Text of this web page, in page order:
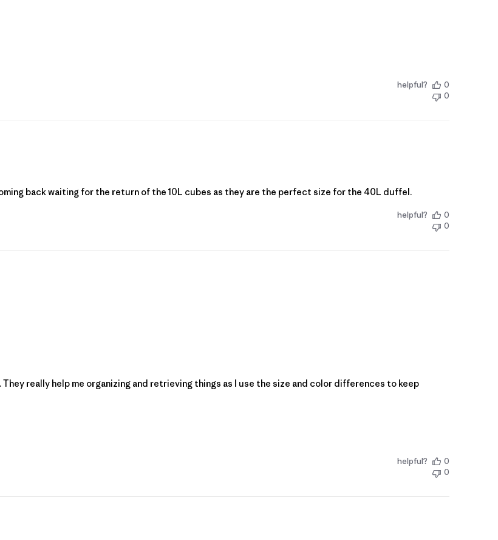
helpful?
0
0
back waiting for the return of the 10L cubes as they are the perfect size for the 40L duffel.
helpful?
0
0
really help me organizing and retrieving things as I use the size and color differences to keep
helpful?
0
0